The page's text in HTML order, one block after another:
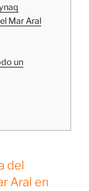
Mar Aral
un
del
Aral en